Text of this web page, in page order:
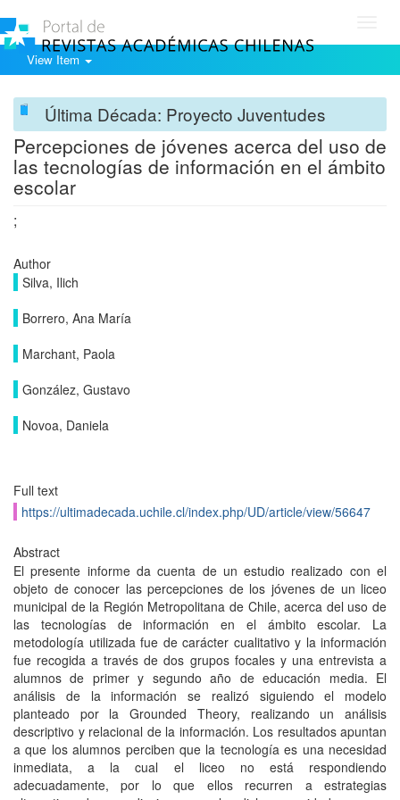
View Item
Última Década: Proyecto Juventudes
Percepciones de jóvenes acerca del uso de
las tecnologías de información en el ámbito
escolar
;
Author
Silva, Ilich
Borrero, Ana María
Marchant, Paola
González, Gustavo
Novoa, Daniela
Full text
https://ultimadecada.uchile.cl/index.php/UD/article/view/56647
Abstract
El presente informe da cuenta de un estudio realizado con el
objeto de conocer las percepciones de los jóvenes de un liceo
municipal de la Región Metropolitana de Chile, acerca del uso de
las tecnologías de información en el ámbito escolar. La
metodología utilizada fue de carácter cualitativo y la información
fue recogida a través de dos grupos focales y una entrevista a
alumnos de primer y segundo año de educación media. El
análisis de la información se realizó siguiendo el modelo
planteado por la Grounded Theory, realizando un análisis
descriptivo y relacional de la información. Los resultados apuntan
a que los alumnos perciben que la tecnología es una necesidad
inmediata, a la cual el liceo no está respondiendo
adecuadamente, por lo que ellos recurren a estrategias